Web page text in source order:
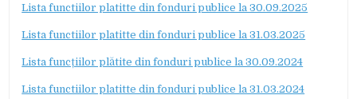
Lista functiilor platitte din fonduri publice la 30.09.2025
Lista functiilor platitte din fonduri publice la 31.03.2025
Lista funcțiilor plătite din fonduri publice la 30.09.2024
Lista functiilor platitte din fonduri publice la 31.03.2024